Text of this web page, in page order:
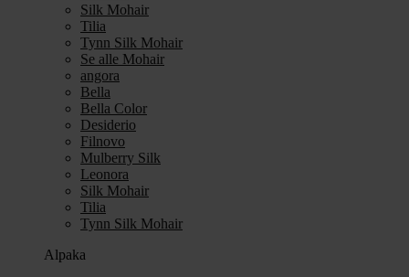
Silk Mohair
Tilia
Tynn Silk Mohair
Se alle Mohair
angora
Bella
Bella Color
Desiderio
Filnovo
Mulberry Silk
Leonora
Silk Mohair
Tilia
Tynn Silk Mohair
Alpaka